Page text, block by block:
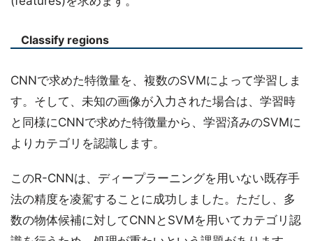
Classify regions
CNNで求めた特徴量を、複数のSVMによって学習しま
す。そして、未知の画像が入力された場合は、学習時
と同様にCNNで求めた特徴量から、学習済みのSVMに
よりカテゴリを認識します。
このR-CNNは、ディープラーニングを用いない既存手
法の精度を凌駕することに成功しました。ただし、多
数の物体候補に対してCNNとSVMを用いてカテゴリ認